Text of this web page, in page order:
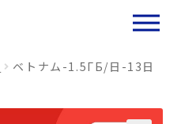
ベトナム-1.5ГБ/日-13日